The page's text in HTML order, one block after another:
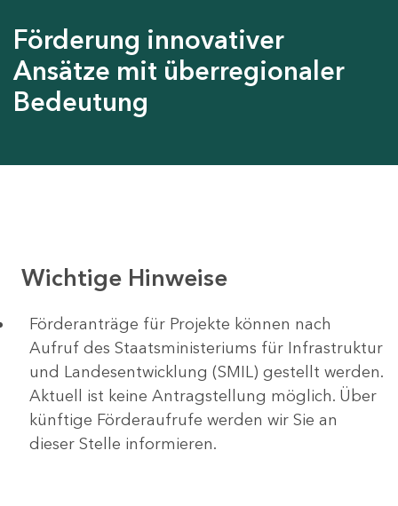
Förderung innovativer
Ansätze mit überregionaler
Bedeutung
Wichtige Hinweise
Förderanträge für Projekte können nach
Aufruf des Staatsministeriums für Infrastruktur
und Landesentwicklung (SMIL) gestellt werden.
Aktuell ist keine Antragstellung möglich. Über
künftige Förderaufrufe werden wir Sie an
dieser Stelle informieren.